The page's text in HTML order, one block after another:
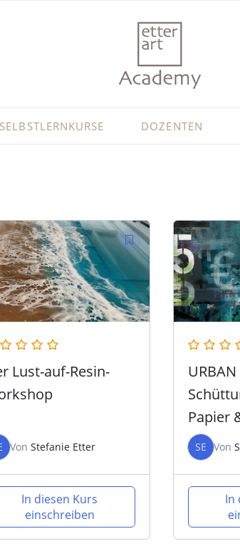
SELBSTLERNKURSE DOZENTEN
Lust-auf-Resin-
Von Stefanie Etter
In diesen Kurs
einschreiben
URBAN
Papier
SE Von
In